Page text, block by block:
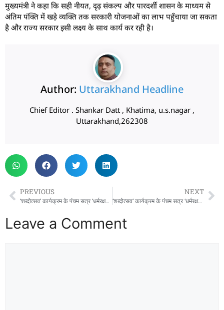
मुख्यमंत्री ने कहा कि सही नीयत, दृढ़ संकल्प और पारदर्शी शासन के माध्यम से
अंतिम पंक्ति में खड़े व्यक्ति तक सरकारी योजनाओं का लाभ पहुँचाया जा सकता
है और राज्य सरकार इसी लक्ष्य के साथ कार्य कर रही है।
Author: Uttarakhand Headline
Chief Editor . Shankar Datt , Khatima, u.s.nagar ,
Uttarakhand,262308
PREVIOUS
‘शब्दोत्सव’ कार्यक्रम के पंचम सत्र ‘धर्मरक्षक धामी’ में पहुंचे मुख्यमंत्री पुष्कर सिंह धामी
NEXT
‘शब्दोत्सव’ कार्यक्रम के पंचम सत्र ‘धर्मरक्षक धामी’ में पहुंचे मुख्यमंत्री पुष्कर सिंह धामी
Leave a Comment